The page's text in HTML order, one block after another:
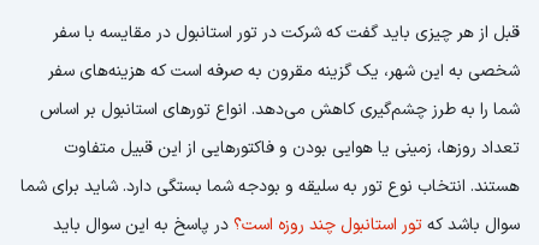
قبل از هر چیزی باید گفت که شرکت در تور استانبول در مقایسه با سفر
شخصی به این شهر، یک گزینه مقرون به صرفه است که هزینه‌های سفر
شما را به طرز چشم‌گیری کاهش می‌دهد. انواع تورهای استانبول بر اساس
تعداد روزها، زمینی یا هوایی بودن و فاکتورهایی از این قبیل متفاوت
هستند. انتخاب نوع تور به سلیقه و بودجه شما بستگی دارد. شاید برای شما
سوال باشد کهتور استانبول چند روزه است؟در پاسخ به این سوال باید